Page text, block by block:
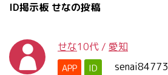
ID掲示板 せなの投稿
せな10代 / 愛知
APP ID senai84773